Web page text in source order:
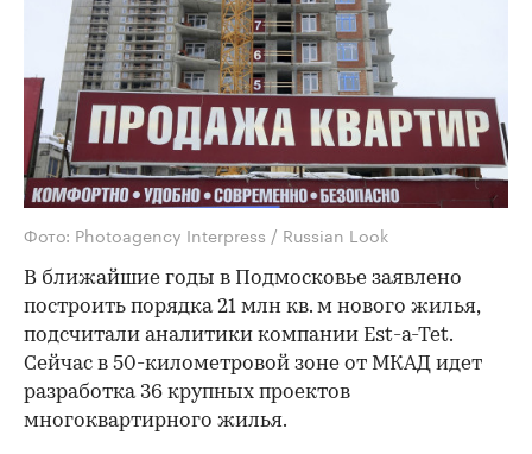
Фото: Photoagency Interpress / Russian Look
В ближайшие годы в Подмосковье заявлено
построить порядка 21 млн кв. м нового жилья,
подсчитали аналитики компании Est-a-Tet.
Сейчас в 50-километровой зоне от МКАД идет
разработка 36 крупных проектов
многоквартирного жилья.